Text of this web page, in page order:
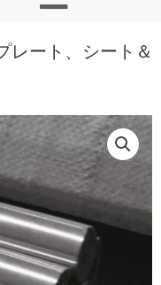
レート、シート＆